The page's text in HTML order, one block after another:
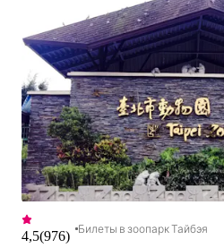
4,5(976) Билеты в зоопарк Тайбэя